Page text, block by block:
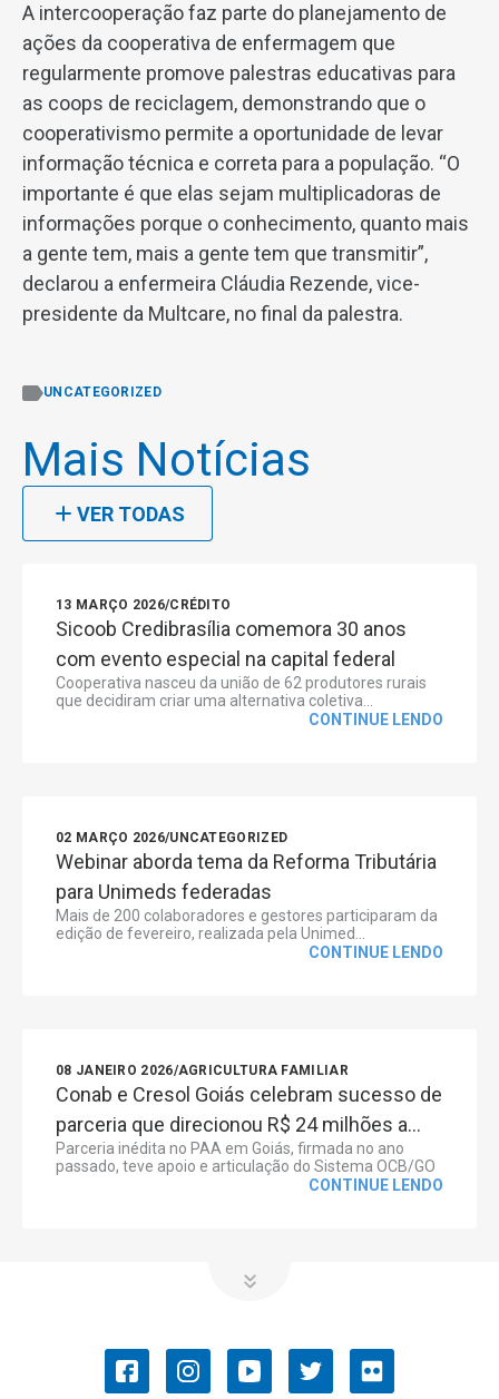
A intercooperação faz parte do planejamento de
ações da cooperativa de enfermagem que
regularmente promove palestras educativas para
as coops de reciclagem, demonstrando que o
cooperativismo permite a oportunidade de levar
informação técnica e correta para a população. “O
importante é que elas sejam multiplicadoras de
informações porque o conhecimento, quanto mais
a gente tem, mais a gente tem que transmitir”,
declarou a enfermeira Cláudia Rezende, vice-
presidente da Multcare, no final da palestra.
UNCATEGORIZED
Mais Notícias
VER TODAS
13 MARÇO 2026/CRÉDITO
Sicoob Credibrasília comemora 30 anos
com evento especial na capital federal
Cooperativa nasceu da união de 62 produtores rurais
que decidiram criar uma alternativa coletiva...
CONTINUE LENDO
02 MARÇO 2026/UNCATEGORIZED
Webinar aborda tema da Reforma Tributária
para Unimeds federadas
Mais de 200 colaboradores e gestores participaram da
edição de fevereiro, realizada pela Unimed...
CONTINUE LENDO
08 JANEIRO 2026/AGRICULTURA FAMILIAR
Conab e Cresol Goiás celebram sucesso de
parceria que direcionou R$ 24 milhões a...
Parceria inédita no PAA em Goiás, firmada no ano
passado, teve apoio e articulação do Sistema OCB/GO
CONTINUE LENDO
Convenções Coletivas de Trabalho
COOPERATIVISMO
História do Cooperativismo